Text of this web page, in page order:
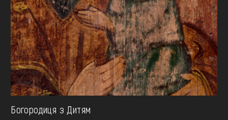
Богородиця з Дитям